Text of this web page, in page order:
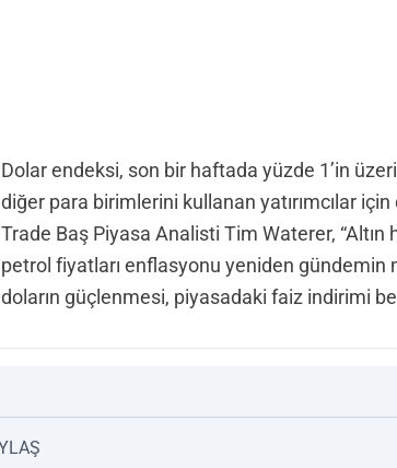
Dolar endeksi, son bir haftada yüzde 1’in
diğer para birimlerini kullanan yatırımcılar
Trade Baş Piyasa Analisti Tim Waterer, “Altın
petrol fiyatları enflasyonu yeniden gündemin
doların güçlenmesi, piyasadaki faiz indirimi